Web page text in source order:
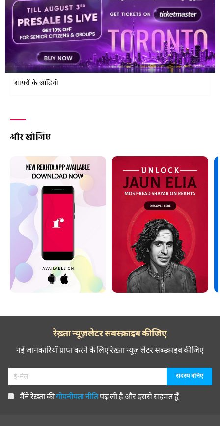
क्लासिकी शायर
शायरात
नौजवान शायर
शायरों के ऑडियो
और खोजिए
रेख़्ता न्यूज़लेटर सबस्क्राइब कीजिए
नई जानकारियाँ प्राप्त करने के लिए रेख़्ता न्यूज़ लेटर सब्स्क्राइब कीजिए
मैंने रेख़्ता कीगोपनीयता नीतिपढ़ ली है और इससे सहमत हूँ